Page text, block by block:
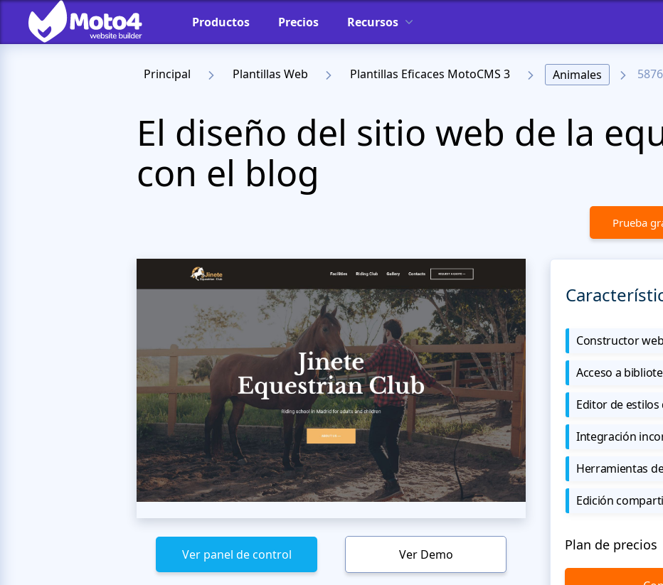
Productos Precios Recursos
Principal Plantillas Web Plantillas Eficaces MotoCMS 3 Animales
El diseño del sitio web de la
con el blog
Prueba
Ver panel de control Ver Demo
Constructor
Acceso a
Editor de estilos
Integración
Herramientas
Edición
Plan de precios